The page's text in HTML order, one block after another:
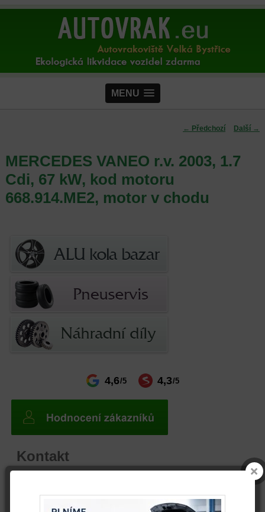
MENU
Navigace pro
← Předchozí Další →
MERCEDES VANEO r.v. 2003, 1.7
Cdi, 67 kW, kod motoru
668.914.ME2, motor v chodu
4,6/5 4,3/5
Kontakt
info@autovrak.eu